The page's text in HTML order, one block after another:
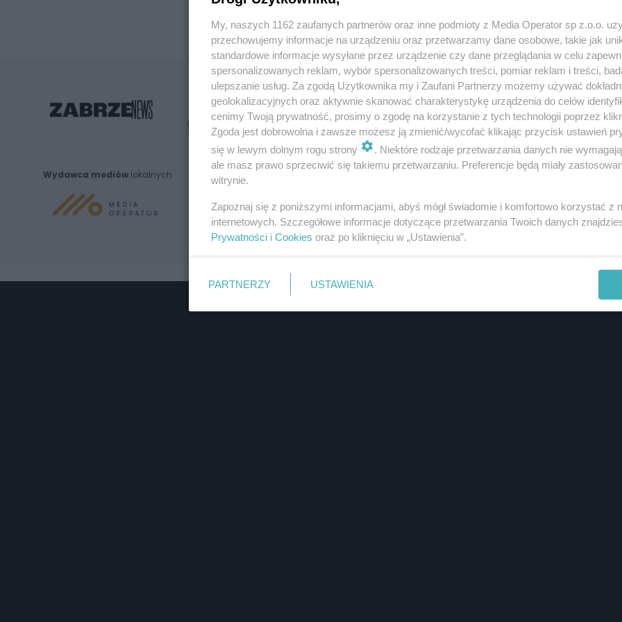
Wydawca mediów lokalnych
Nie zapomnij
zapoznać się z:
polityką prywatności regulamin korzystania z portali
Twoje miasto
Piekary Śląskie
Chorzów
Tarnowskie Góry
Ruda Śląska
Świętochłowice
Tychy
Gliwice
Zabrze
Zagłębie
My, naszych 1162 zaufanych partnerów oraz inne podmioty z Media Operator sp z.o.o.
przechowujemy informacje na urządzeniu oraz przetwarzamy dane osobowe, takie jak
standardowe informacje wysyłane przez urządzenie czy dane przeglądania w celu
spersonalizowanych reklam, wybór spersonalizowanych treści, pomiar reklam i treści,
ulepszanie usług. Za zgodą Użytkownika my i Zaufani Partnerzy możemy używać
geolokalizacyjnych oraz aktywnie skanować charakterystykę urządzenia do celów
cenimy Twoją prywatność, prosimy o zgodę na korzystanie z tych technologii poprzez
Zgoda jest dobrowolna i zawsze możesz ją zmienić/wycofać klikając przycisk ustawień
się w lewym dolnym rogu strony
. Niektóre rodzaje przetwarzania danych nie
ale masz prawo sprzeciwić się takiemu przetwarzaniu. Preferencje będą miały
witrynie.
Zapoznaj się z poniższymi informacjami, abyś mógł świadomie i komfortowo korzystać z
internetowych. Szczegółowe informacje dotyczące przetwarzania Twoich danych
Prywatności i Cookies oraz po kliknięciu w „Ustawienia”.
PARTNERZY USTAWIENIA